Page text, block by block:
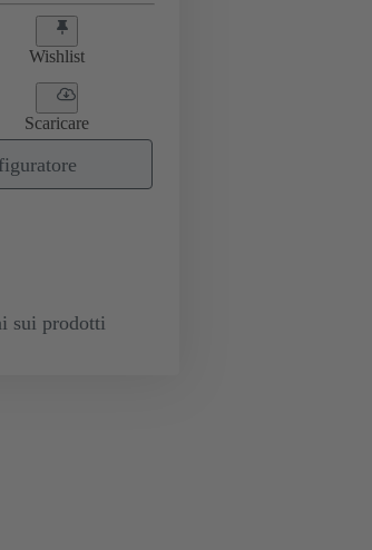
Wishlist
Scaricare
sui prodotti